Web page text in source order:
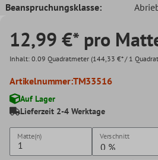
Beanspruchungsklasse:
12,99 €* pro
Inhalt: 0.09 Quadratmeter (144,33 €* / 1
Artikelnummer:TM33516
Auf Lager
Lieferzeit 2-4 Werktage
Matte(n) Verschnitt